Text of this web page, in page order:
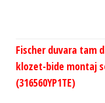
Fischer duvara tam
klozet-bide montaj
(316560YP1TE)